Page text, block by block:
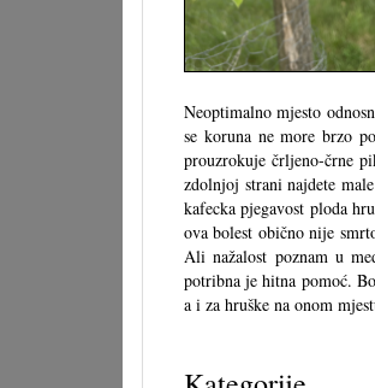
Neoptimalno mjesto
se koruna ne more brzo
prouzrokuje črljeno-črne
zdolnjoj strani najdete
kafecka pjegavost ploda
ova bolest obično nije
Ali nažalost poznam u
potribna je hitna pomoć.
a i za hruške na onom